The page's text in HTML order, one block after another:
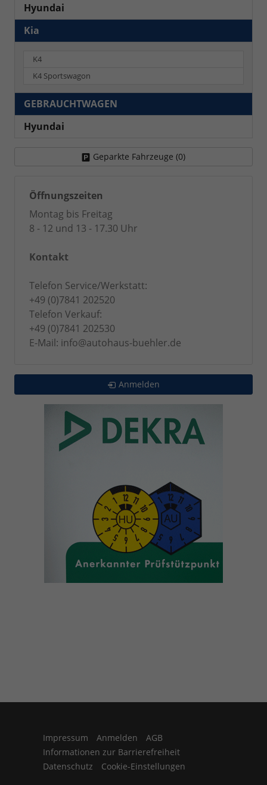
Hyundai
Kia
K4
K4 Sportswagon
GEBRAUCHTWAGEN
Hyundai
Geparkte Fahrzeuge (0)
Öffnungszeiten
Montag bis Freitag
8 - 12 und 13 - 17.30 Uhr
Kontakt
Telefon Service/Werkstatt:
+49 (0)7841 202520
Telefon Verkauf:
+49 (0)7841 202530
E-Mail: info@autohaus-buehler.de
Anmelden
Impressum Anmelden
AGB
Informationen zur Barrierefreiheit
Datenschutz
Cookie-Einstellungen